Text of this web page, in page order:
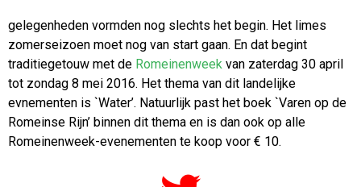
gelegenheden vormden nog slechts het begin. Het limes
zomerseizoen moet nog van start gaan. En dat begint
traditiegetouw met de Romeinenweek van zaterdag 30 april
tot zondag 8 mei 2016. Het thema van dit landelijke
evnementen is `Water’. Natuurlijk past het boek `Varen op de
Romeinse Rijn’ binnen dit thema en is dan ook op alle
Romeinenweek-evenementen te koop voor € 10.